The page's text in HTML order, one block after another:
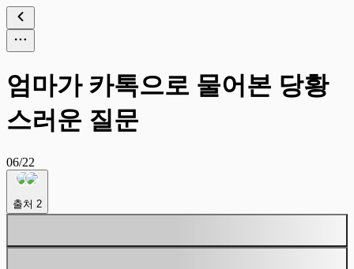
엄마가 카톡으로 물어본 당황
스러운 질문
06/22
출처 2